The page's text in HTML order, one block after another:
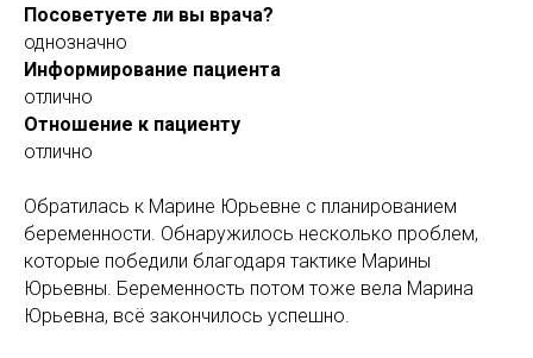
Посоветуете ли вы врача?
однозначно
Информирование пациента
отлично
Отношение к пациенту
отлично
Обратилась к Марине Юрьевне с планированием
беременности. Обнаружилось несколько проблем,
которые победили благодаря тактике Марины
Юрьевны. Беременность потом тоже вела Марина
Юрьевна, всë закончилось успешно.